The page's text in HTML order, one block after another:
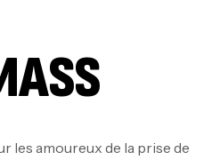
les amoureux de la prise de